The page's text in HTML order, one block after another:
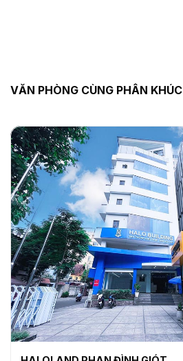
VĂN PHÒNG CÙNG PHÂN KHÚC